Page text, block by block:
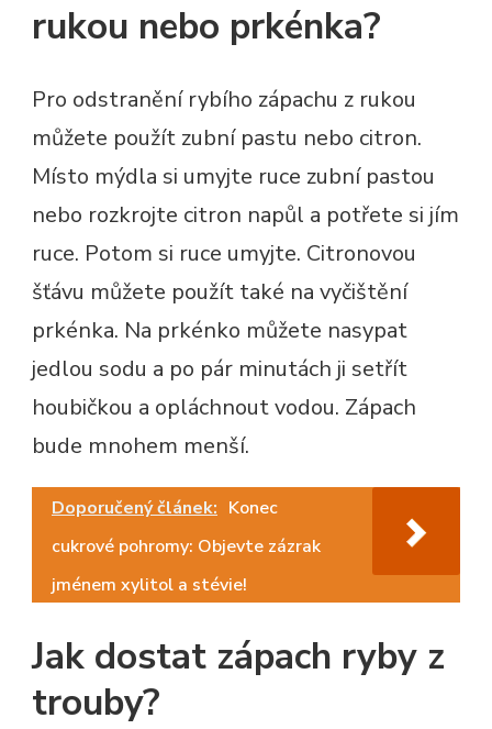
rukou nebo prkénka?
Pro odstranění rybího zápachu z rukou
můžete použít zubní pastu nebo citron.
Místo mýdla si umyjte ruce zubní pastou
nebo rozkrojte citron napůl a potřete si jím
ruce. Potom si ruce umyjte. Citronovou
šťávu můžete použít také na vyčištění
prkénka. Na prkénko můžete nasypat
jedlou sodu a po pár minutách ji setřít
houbičkou a opláchnout vodou. Zápach
bude mnohem menší.
Doporučený článek: Konec
cukrové pohromy: Objevte zázrak
jménem xylitol a stévie!
Jak dostat zápach ryby z
trouby?